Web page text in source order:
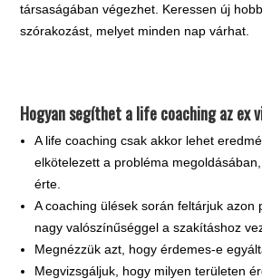
társaságában végezhet. Keressen új
szórakozást, melyet minden nap várhat.
Hogyan segíthet a life coaching az ex
A life coaching csak akkor lehet
elkötelezett a probléma
érte.
A coaching ülések során feltárjuk azon
nagy valószínűséggel a szakításhoz
Megnézzük azt, hogy érdemes-e
Megvizsgáljuk, hogy milyen területen